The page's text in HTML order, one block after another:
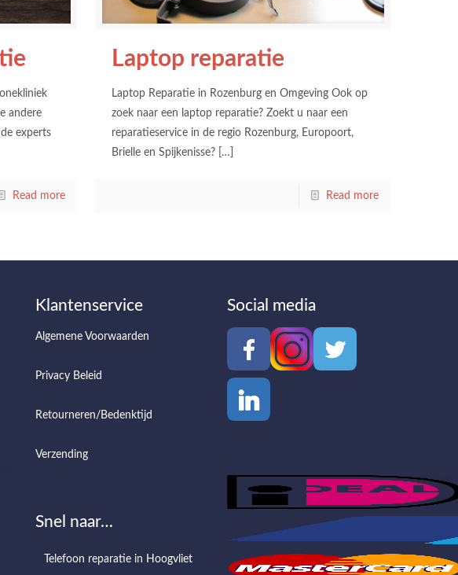
andere
experts
Read more
Laptop reparatie
Laptop Reparatie in Rozenburg en Omgeving Ook op
zoek naar een laptop reparatie? Zoekt u naar een
reparatieservice in de regio Rozenburg, Europoort,
Brielle en Spijkenisse? […]
Read more
Klantenservice
Algemene Voorwaarden
Privacy Beleid
Retourneren/Bedenktijd
Verzending
Snel naar…
Telefoon reparatie in Hoogvliet
Social media